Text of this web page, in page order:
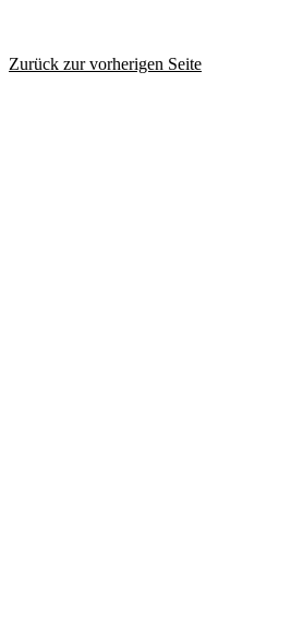
Zurück zur vorherigen Seite